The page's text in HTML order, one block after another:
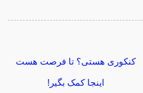
کنکوری هستی؟ تا فرصت هست
اینجا کمک بگیر!